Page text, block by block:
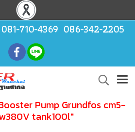
710-4369 086-342-2205
Pump Grundfos cm5-
tank100l"